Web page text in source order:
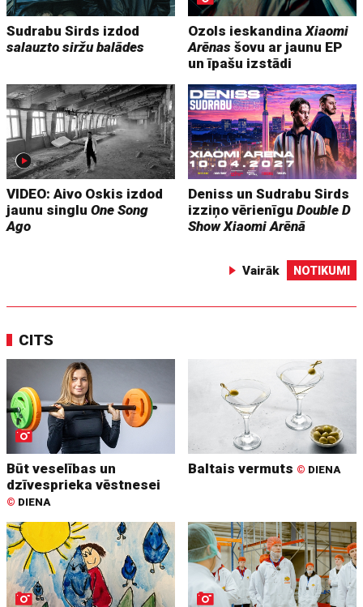
Sudrabu Sirds izdod
salauzto siržu balādes
Ozols ieskandinaXiaomi
Arēnas šovu ar jaunu EP
un īpašu izstādi
VIDEO: Aivo Oskis izdod
jaunu singluOne Song
Ago
Deniss un Sudrabu Sirds
izziņo vērienīguDouble D
Show Xiaomi Arēnā
Vairāk NOTIKUMI
CITS
Būt veselības un
dzīvesprieka vēstnesei
© DIENA
Baltais vermuts © DIENA